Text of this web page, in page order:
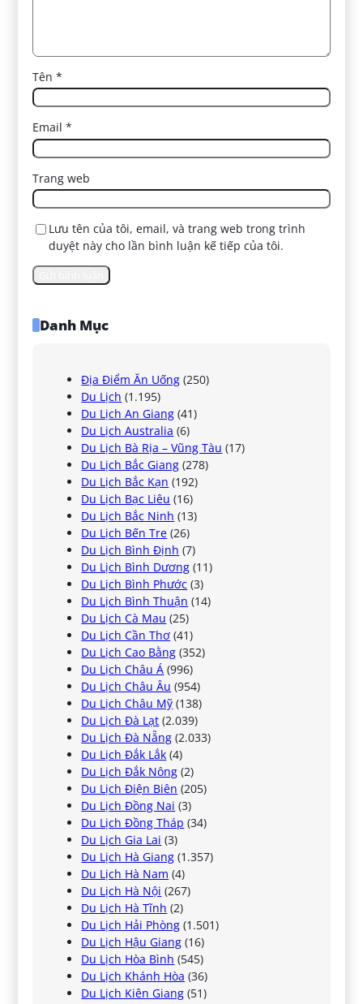
Tên*
Email*
Trang web
Lưu tên của tôi, email, và trang web trong trình
duyệt này cho lần bình luận kế tiếp của tôi.
Danh Mục
Địa Điểm Ăn Uống (250)
Du Lịch (1.195)
Du Lịch An Giang (41)
Du Lịch Australia (6)
Du Lịch Bà Rịa – Vũng Tàu (17)
Du Lịch Bắc Giang (278)
Du Lịch Bắc Kạn (192)
Du Lịch Bạc Liêu (16)
Du Lịch Bắc Ninh (13)
Du Lịch Bến Tre (26)
Du Lịch Bình Định (7)
Du Lịch Bình Dương (11)
Du Lịch Bình Phước (3)
Du Lịch Bình Thuận (14)
Du Lịch Cà Mau (25)
Du Lịch Cần Thơ (41)
Du Lịch Cao Bằng (352)
Du Lịch Châu Á (996)
Du Lịch Châu Âu (954)
Du Lịch Châu Mỹ (138)
Du Lịch Đà Lạt (2.039)
Du Lịch Đà Nẵng (2.033)
Du Lịch Đắk Lắk (4)
Du Lịch Đắk Nông (2)
Du Lịch Điện Biên (205)
Du Lịch Đồng Nai (3)
Du Lịch Đồng Tháp (34)
Du Lịch Gia Lai (3)
Du Lịch Hà Giang (1.357)
Du Lịch Hà Nam (4)
Du Lịch Hà Nội (267)
Du Lịch Hà Tĩnh (2)
Du Lịch Hải Phòng (1.501)
Du Lịch Hậu Giang (16)
Du Lịch Hòa Bình (545)
Du Lịch Khánh Hòa (36)
Du Lịch Kiên Giang (51)